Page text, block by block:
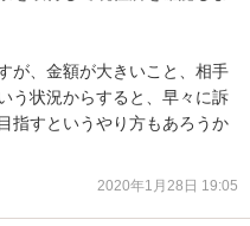
が、金額が大きいこと、相手
う状況からすると、早々に訴
指すというやり方もあろうか
2020年1月28日 19:05